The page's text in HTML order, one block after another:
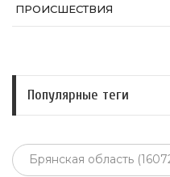
ПРОИСШЕСТВИЯ
Популярные теги
Брянская область